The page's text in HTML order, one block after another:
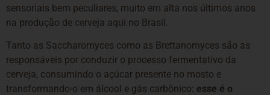
sensoriais bem peculiares, muito em alta nos últimos anos
na produção de cerveja aqui no Brasil.
Tanto as Saccharomyces como as Brettanomyces são as
responsáveis por conduzir o processo fermentativo da
cerveja, consumindo o açúcar presente no mosto e
transformando-o em álcool e gás carbônico: esse é o